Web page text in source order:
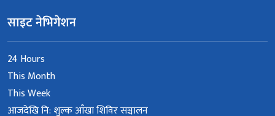
साइट नेभिगेशन
24 Hours
This Month
This Week
आजदेखि नि: शुल्क आँखा शिविर सञ्चालन